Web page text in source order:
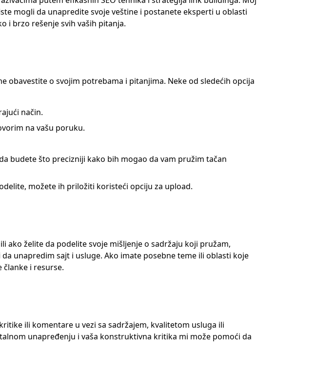
mogli da unapredite svoje veštine i postanete eksperti u oblasti
i brzo rešenje svih vaših pitanja.
obavestite o svojim potrebama i pitanjima. Neke od sledećih opcija
način.
na vašu poruku.
budete što precizniji kako bih mogao da vam pružim tačan
možete ih priložiti koristeći opciju za upload.
ako želite da podelite svoje mišljenje o sadržaju koji pružam,
unapredim sajt i usluge. Ako imate posebne teme ili oblasti koje
i resurse.
ili komentare u vezi sa sadržajem, kvalitetom usluga ili
unapređenju i vaša konstruktivna kritika mi može pomoći da